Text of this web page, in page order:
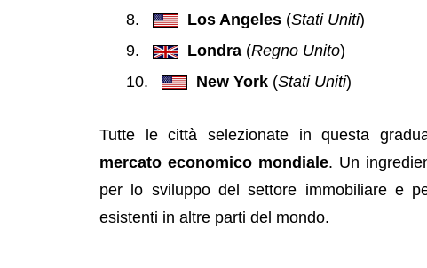
Los Angeles(Stati Uniti)
Londra(Regno Unito)
New York(Stati Uniti)
Tutte le città selezionate in questa
mercato economico mondiale. Un
per lo sviluppo del settore immobiliare e
esistenti in altre parti del mondo.